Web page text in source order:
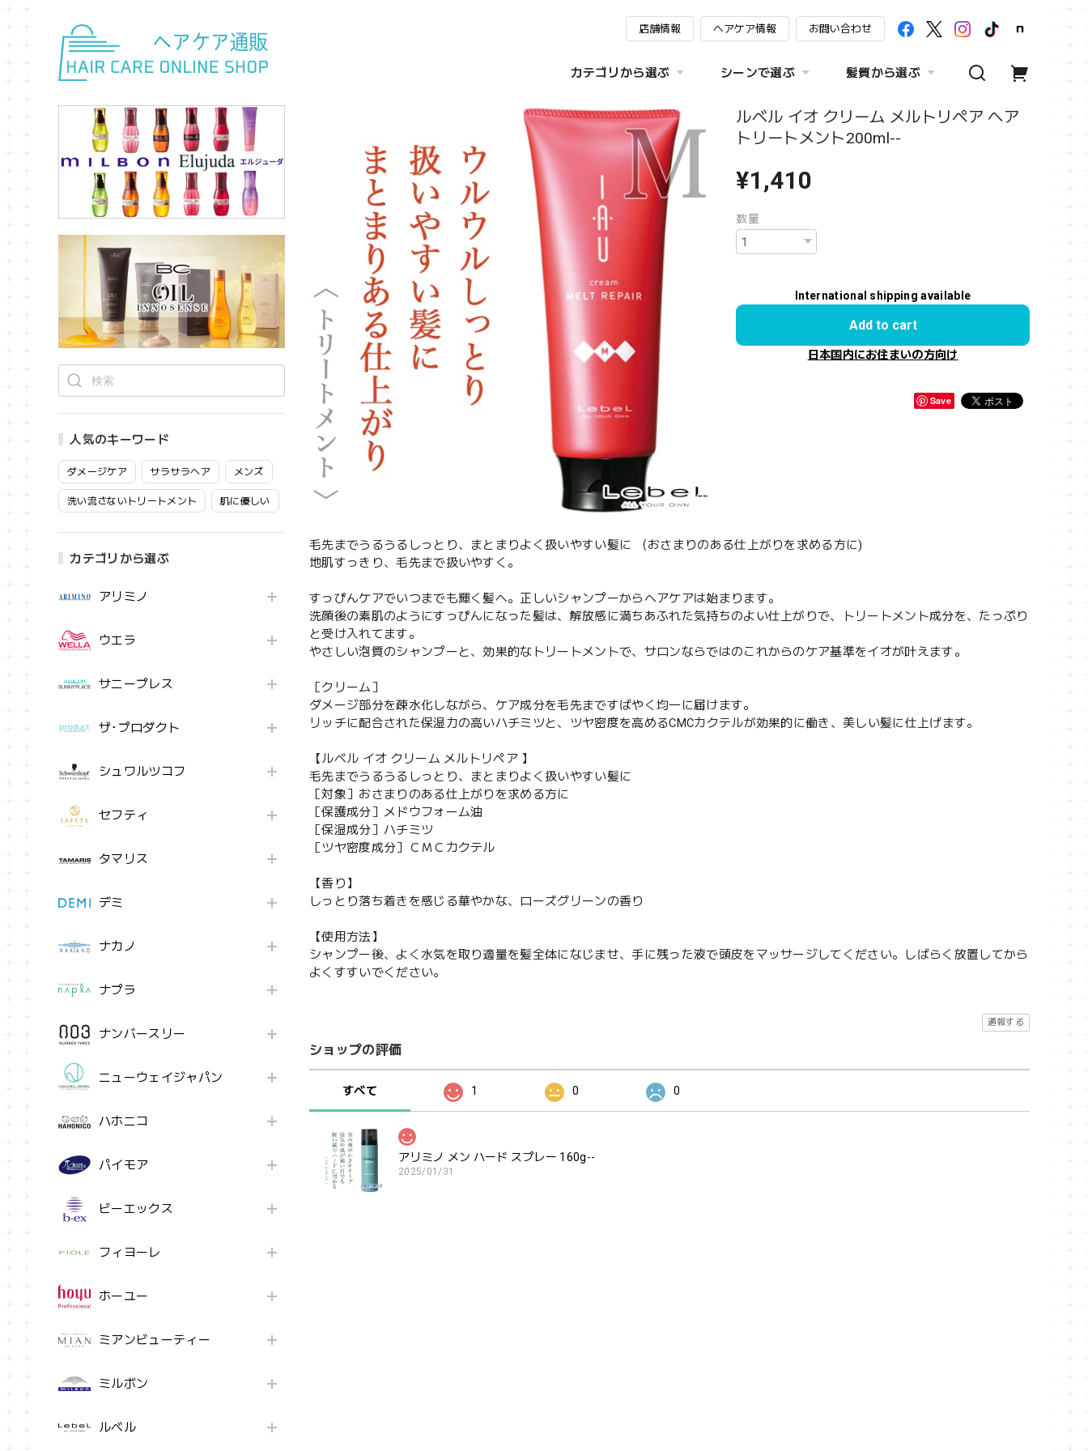
店舗情報 ヘアケア情報 お問い合わせ
カテゴリから選ぶ シーンで選ぶ 髪質から選ぶ
人気のキーワード
ダメージケア サラサラヘア メンズ
洗い流さないトリートメント 肌に優しい
カテゴリから選ぶ
アリミノ
ウエラ
サニープレス
ザ･プロダクト
シュワルツコフ
セフティ
タマリス
デミ
ナカノ
ナプラ
ナンバースリー
ニューウェイジャパン
ハホニコ
パイモア
ビーエックス
フィヨーレ
ホーユー
ミアンビューティー
ミルボン
ルベル
ルベル イオ クリーム メルトリペア ヘア
トリートメント200ml--
¥1,410
数量
International shipping available
Add to cart
日本国内にお住まいの方向け
Save
毛先までうるうるしっとり、まとまりよく扱いやすい髪に （おさまりのある仕上がりを求める方に)
地肌すっきり、毛先まで扱いやすく。
すっぴんケアでいつまでも輝く髪へ。正しいシャンプーからヘアケアは始まります。
洗顔後の素肌のようにすっぴんになった髪は、解放感に満ちあふれた気持ちのよい仕上がりで、トリートメント成分を、たっぷり
と受け入れてます。
やさしい泡質のシャンプーと、効果的なトリートメントで、サロンならではのこれからのケア基準をイオが叶えます。
［クリーム］
ダメージ部分を疎水化しながら、ケア成分を毛先まですばやく均一に届けます。
リッチに配合された保湿力の高いハチミツと、ツヤ密度を高めるCMCカクテルが効果的に働き、美しい髪に仕上げます。
【ルベル イオ クリーム メルトリペア 】
毛先までうるうるしっとり、まとまりよく扱いやすい髪に
［対象］おさまりのある仕上がりを求める方に
［保護成分］メドウフォーム油
［保湿成分］ハチミツ
［ツヤ密度成分］ＣＭＣカクテル
【香り】
しっとり落ち着きを感じる華やかな、ローズグリーンの香り
【使用方法】
シャンプー後、よく水気を取り適量を髪全体になじませ、手に残った液で頭皮をマッサージしてください。しばらく放置してから
よくすすいでください。
通報する
ショップの評価
すべて 1 0 0
アリミノ メン ハード スプレー 160g--
2025/01/31